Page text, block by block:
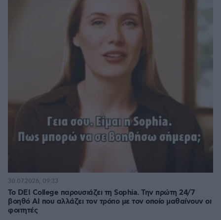
Το DEI College παρουσιάζει τη Sophia. Την πρώτη 24/7
βοηθό AI που αλλάζει τον τρόπο με τον οποίο μαθαίνουν οι
φοιτητές
30.07.2026, 09:33